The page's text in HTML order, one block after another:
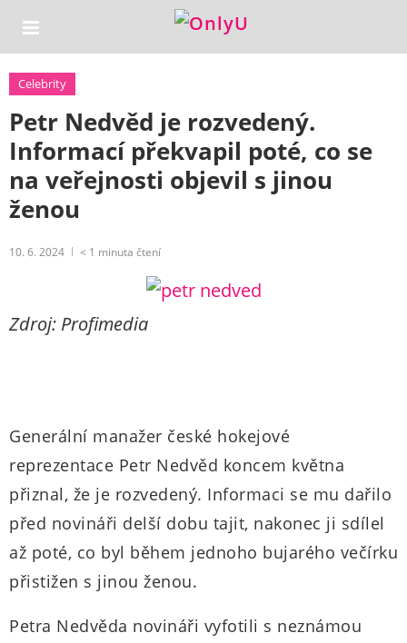
Celebrity
Petr Nedvěd je rozvedený.
Informací překvapil poté, co se
na veřejnosti objevil s jinou
ženou
10. 6. 2024 < 1 minuta čtení
Zdroj: Profimedia
Generální manažer české hokejové
reprezentace Petr Nedvěd koncem května
přiznal, že je rozvedený. Informaci se mu dařilo
před novináři delší dobu tajit, nakonec ji sdílel
až poté, co byl během jednoho bujarého večírku
přistižen s jinou ženou.
Petra Nedvěda novináři vyfotili s neznámou